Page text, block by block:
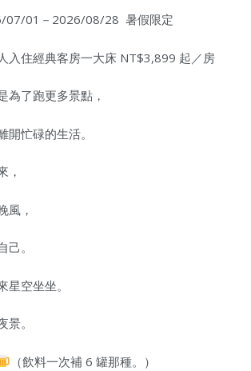
07/01－2026/08/28 暑假限定
入住經典客房一大床 NT$3,899 起／房
為了跑更多景點，
開忙碌的生活。
，
風，
。
星空坐坐。
。
（飲料一次補 6 罐那種。）